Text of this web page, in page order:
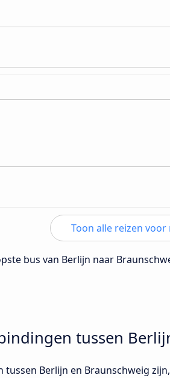
Toon alle reizen
bus van Berlijn naar
tussen
Berlijn en Braunschweig